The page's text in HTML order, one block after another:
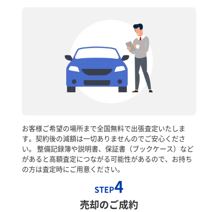
お客様ご希望の場所まで全国無料で出張査定いたしま
す。契約後の減額は一切ありませんのでご安心くださ
い。 整備記録簿や説明書、保証書（ブックケース）など
があると高額査定につながる可能性があるので、お持ち
の方は査定時にご用意ください。
STEP4
売却のご成約